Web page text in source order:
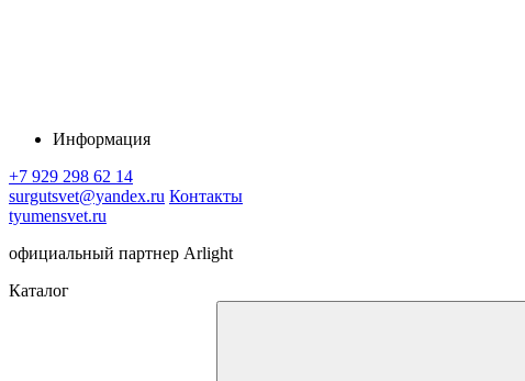
Информация
+7 929 298 62 14
surgutsvet@yandex.ru Контакты
tyumensvet.ru
официальный партнер Arlight
Каталог